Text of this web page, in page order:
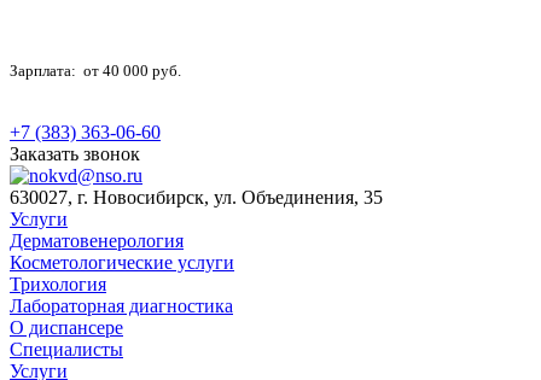
Зарплата: от 40 000 руб.
+7 (383) 363-06-60
Заказать звонок
630027, г. Новосибирск, ул. Объединения, 35
Услуги
Дерматовенерология
Косметологические услуги
Трихология
Лабораторная диагностика
О диспансере
Специалисты
Услуги